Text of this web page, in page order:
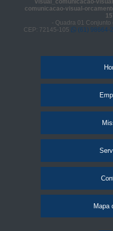
visual_comunicacao-
comunicacao-visual-
- Quadra 01
CEP: 72145-105
(61) 98664-
Mapa